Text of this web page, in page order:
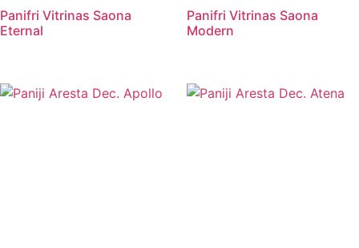
Panifri Vitrinas Saona
Eternal
Panifri Vitrinas Saona
Modern